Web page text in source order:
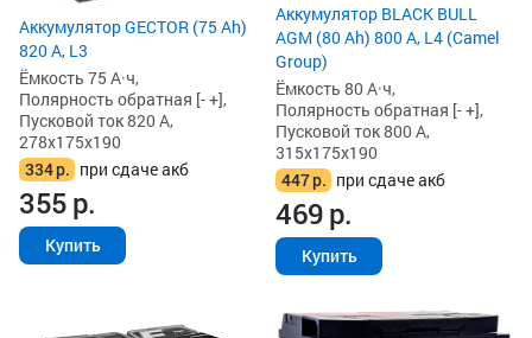
Аккумулятор GECTOR (75 Ah)
820 А, L3
Ёмкость 75 А·ч,
Полярность обратная [- +],
Пусковой ток 820 А,
278x175x190
334р. при сдаче акб
355р.
Купить
Аккумулятор BLACK BULL
AGM (80 Ah) 800 А, L4 (Camel
Group)
Ёмкость 80 А·ч,
Полярность обратная [- +],
Пусковой ток 800 А,
315x175x190
447р. при сдаче акб
469р.
Купить